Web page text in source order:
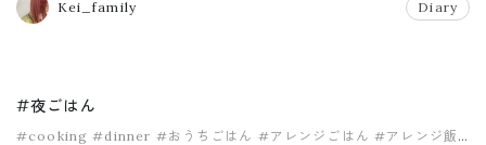
Kei_family
Diary
#夜ごはん
#cooking #dinner #おうちごはん #アレンジごはん #アレンジ飯